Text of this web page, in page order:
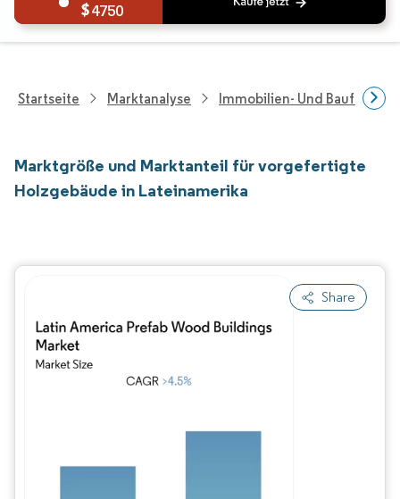
4750
Startseite Marktanalyse Immobilien- Und
Marktgröße und Marktanteil für vorgefertigte
Holzgebäude in Lateinamerika
Share